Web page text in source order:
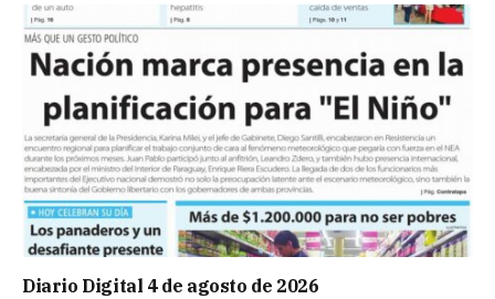
Diario Digital 4 de agosto de 2026